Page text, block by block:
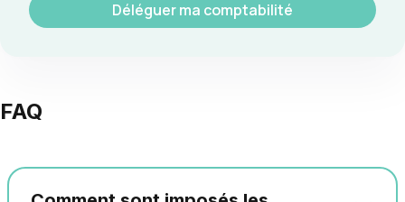
Déléguer ma comptabilité
FAQ